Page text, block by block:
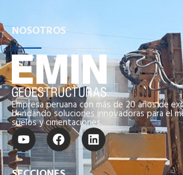
NOSOTROS
Empresa peruana con más de 20 años de
brindando soluciones innovadoras para el
suelos y cimentaciones.